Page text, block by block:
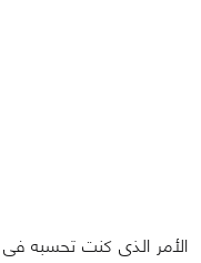
الأمر الذى كنت تحسبه